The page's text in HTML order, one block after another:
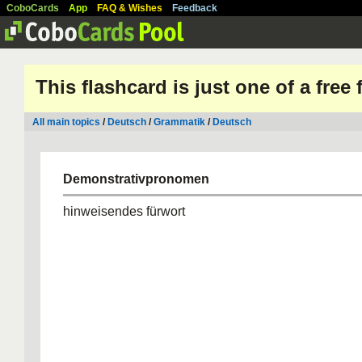
CoboCards App FAQ & Wishes Feedback
This flashcard is just one of a free
All main topics / Deutsch /Grammatik / Deutsch
Demonstrativpronomen
hinweisendes fürwort